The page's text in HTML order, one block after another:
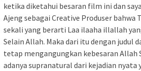
ketika diketahui besaran film ini dan
Ajeng sebagai Creative Produser bahwa
sekali yang berarti Laa ilaaha illallah
Selain Allah. Maka dari itu dengan judul
tetap mengangungkan kebesaran Allah
adanya supranatural dari kejadian nyata